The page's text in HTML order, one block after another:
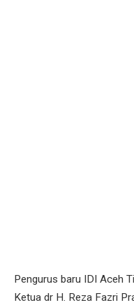
Pengurus baru IDI Aceh
Ketua dr H. Reza Fazri